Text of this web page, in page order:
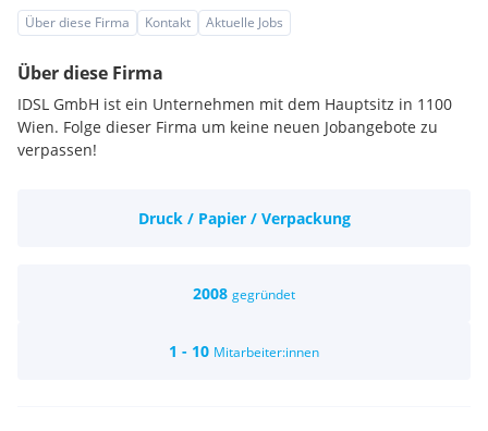
Über diese Firma Kontakt Aktuelle Jobs
Über diese Firma
IDSL GmbH ist ein Unternehmen mit dem Hauptsitz in 1100
Wien. Folge dieser Firma um keine neuen Jobangebote zu
verpassen!
Druck / Papier / Verpackung
2008 gegründet
1 - 10 Mitarbeiter:innen